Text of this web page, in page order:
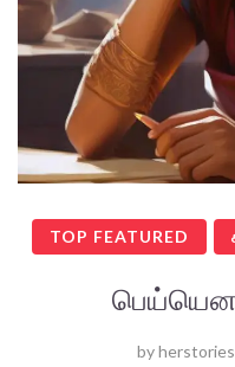
TOP FEATURED
byherstories